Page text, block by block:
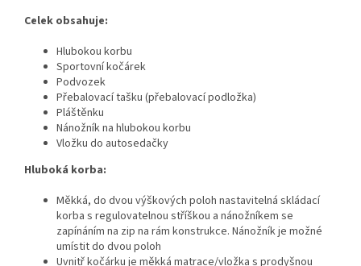
Celek obsahuje:
Hlubokou korbu
Sportovní kočárek
Podvozek
Přebalovací tašku (přebalovací podložka)
Pláštěnku
Nánožník na hlubokou korbu
Vložku do autosedačky
Hluboká korba:
Měkká, do dvou výškových poloh nastavitelná skládací
korba s regulovatelnou stříškou a nánožníkem se
zapínáním na zip na rám konstrukce. Nánožník je možné
umístit do dvou poloh
Uvnitř kočárku je měkká matrace/vložka s prodyšnou